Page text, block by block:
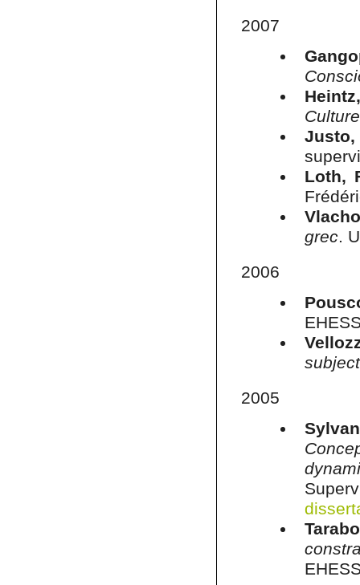
2007
Justo,
Loth,
grec.
2006
2005